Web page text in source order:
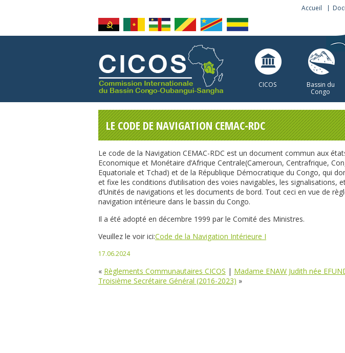
Accueil
CICOS
Bassin du
Congo
LE CODE DE NAVIGATION CEMAC-RDC
Le code de la Navigation CEMAC-RDC est un document commun aux
Economique et Monétaire d’Afrique Centrale(Cameroun, Centrafrique,
Equatoriale et Tchad) et de la République Démocratique du Congo, qui
et fixe les conditions d’utilisation des voies navigables, les signalisations,
d’Unités de navigations et les documents de bord. Tout ceci en vue de
navigation intérieure dans le bassin du Congo.
Il a été adopté en décembre 1999 par le Comité des Ministres.
Veuillez le voir ici:Code de la Navigation Intérieure I
17.06.2024
« Règlements Communautaires CICOS | Madame ENAW Judith née
Troisième Secrétaire Général (2016-2023) »